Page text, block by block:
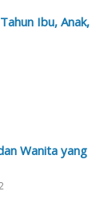
Ibu, Anak,
Wanita yang